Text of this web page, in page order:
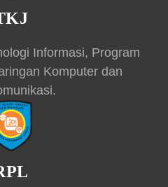
Informasi, Program
Komputer dan